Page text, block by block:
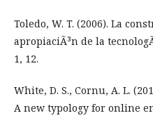
Toledo, W. T. (2006). La
apropiaciÃ³n de la
1, 12.
White, D. S., Cornu, A. L.
A new typology for online